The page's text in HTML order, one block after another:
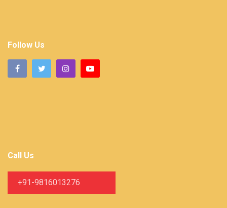
Follow Us
Call Us
+91-9816013276